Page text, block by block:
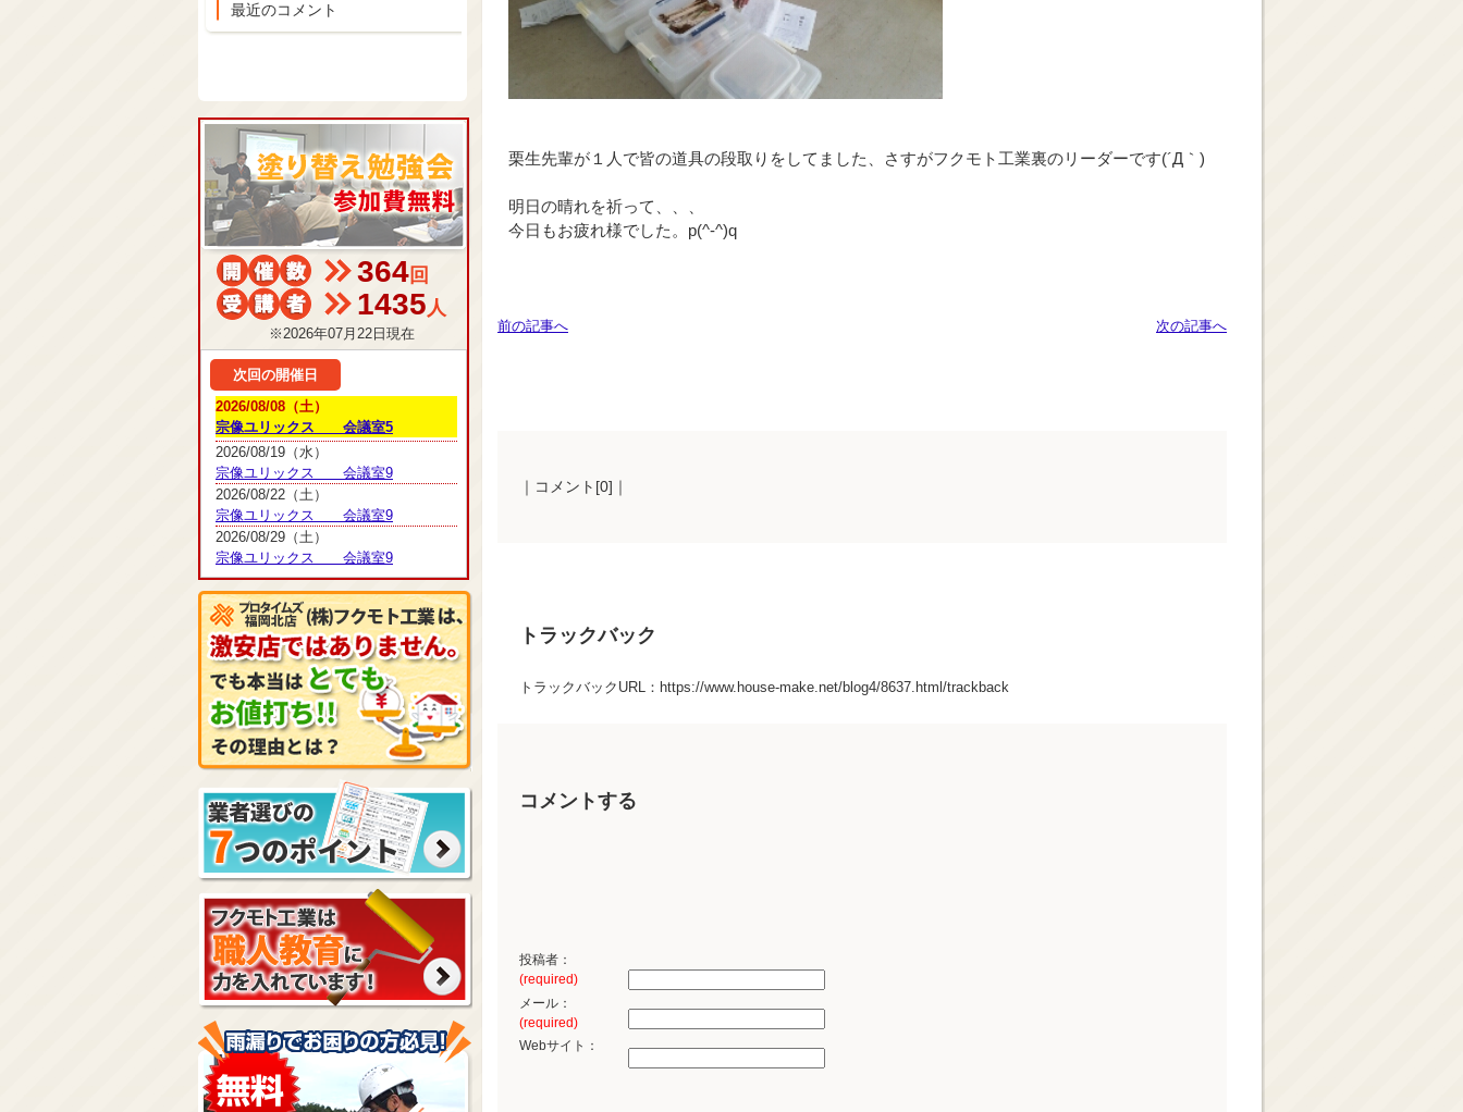
栗生先輩が１人で皆の道具の段取りをしてました、さすがフクモト工業裏のリーダーです(´Д｀)
明日の晴れを祈って、、、
今日もお疲れ様でした。p(^-^)q
次の記事へ
前の記事へ
｜コメント[0]｜
トラックバック
トラックバックURL：https://www.house-make.net/blog4/8637.html/trackback
コメントする
投稿者：
(required)
メール：
(required)
Webサイト：
最近のコメント
364回
1435人
※2026年07月22日現在
次回の開催日
2026/08/08（土）
宗像ユリックス 会議室5
2026/08/19（水）
宗像ユリックス 会議室9
2026/08/22（土）
宗像ユリックス 会議室9
2026/08/29（土）
宗像ユリックス 会議室9